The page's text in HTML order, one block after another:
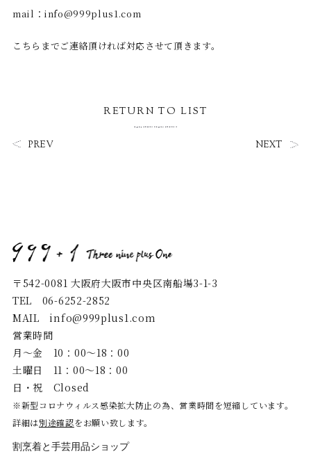
mail：info@999plus1.com
こちらまでご連絡頂ければ対応させて頂きます。
PREV NEXT
RETURN TO LIST
〒542-0081 大阪府大阪市中央区南船場3-1-3
TEL 06-6252-2852
MAIL info@999plus1.com
営業時間
月〜金 10：00～18：00
土曜日 11：00～18：00
日・祝 Closed
※新型コロナウィルス感染拡大防止の為、営業時間を短縮しています。
詳細は別途確認をお願い致します。
割烹着と手芸用品ショップ